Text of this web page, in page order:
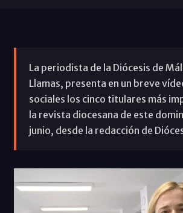
La periodista de la Diócesis de
Llamas, presenta en un breve
sociales los cinco titulares más
la revista diocesana de este
junio, desde la redacción de